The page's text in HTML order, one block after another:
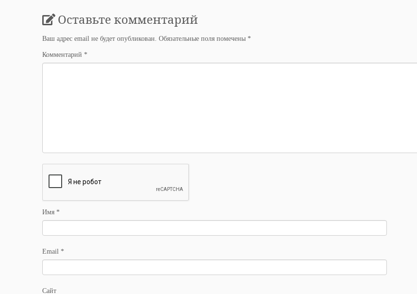
Оставьте комментарий
Ваш адрес email не будет опубликован. Обязательные поля помечены *
Комментарий *
Имя *
Email *
Сайт